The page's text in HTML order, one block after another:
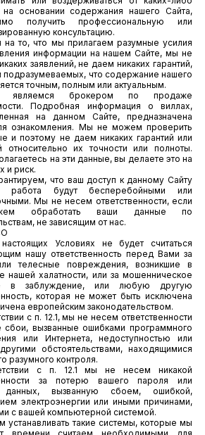
на основании содержания нашего Сайта,
получить профессиональную или
консультацию.
на то, что мы прилагаем разумные усилия
информации на нашем Сайте, мы не
заявлений, не даем никаких гарантий,
подразумеваемых, что содержание нашего
точным, полным или актуальным.
брокером по продаже
Подробная информация о виллах,
на данном Сайте, предназначена
ознакомления. Мы не можем проверить
и поэтому не даем никаких гарантий или
относительно их точности или полноты.
на эти данные, вы делаете это на
и риск.
что ваш доступ к данному Сайту
работа будут бесперебойными или
Мы не несем ответственности, если
обработать ваши данные по
не зависящим от нас.
Условиях не будет считаться
нашу ответственность перед Вами за
телесные повреждения, возникшие в
нашей халатности, или за мошенническое
в заблуждение, или любую другую
которая не может быть исключена
европейским законодательством.
с п. 12.1, мы не несем ответственности
вызванные ошибками программного
или Интернета, недоступностью или
обстоятельствами, находящимися
разумного контроля.
с п. 12.1 мы не несем никакой
за потерю вашего пароля или
данных, вызванную сбоем, ошибкой,
электроэнергии или иными причинами,
с вашей компьютерной системой.
такие системы, которые мы